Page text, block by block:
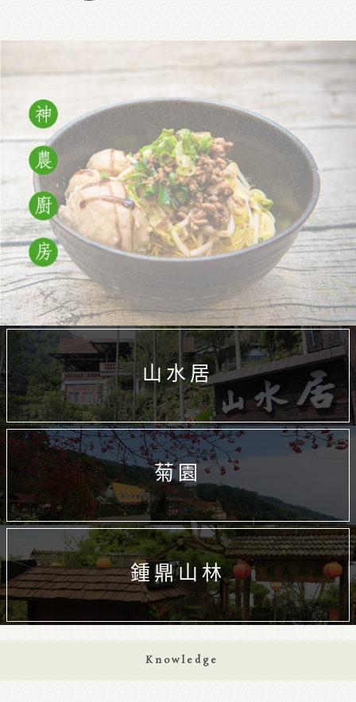
山水居
菊園
鍾鼎山林
Knowledge